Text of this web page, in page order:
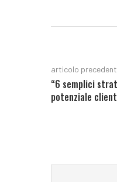
articolo
“6 semplici
potenziale